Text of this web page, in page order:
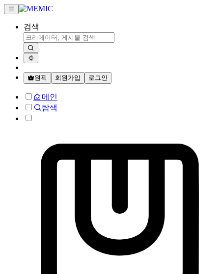
검색
원픽 회원가입 로그인
메인
탐색